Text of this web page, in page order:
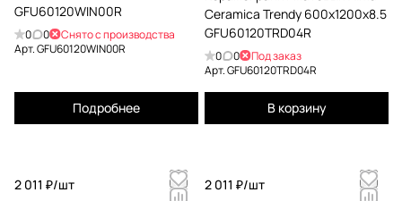
GFU60120WIN00R
0 0
Снято с производства
Арт.GFU60120WIN00R
Подробнее
Ceramica Trendy 600x1200x8.5
GFU60120TRD04R
0 0
Под заказ
Арт.GFU60120TRD04R
В корзину
2 011 ₽/шт
2 011 ₽/шт